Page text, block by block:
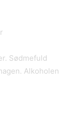
Sødmefuld
Alkoholen